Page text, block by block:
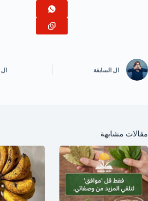
ال السابقة ال
مقالات مشابهة